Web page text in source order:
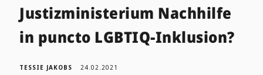
Justizministerium Nachhilfe
in puncto LGBTIQ-Inklusion?
TESSIE JAKOBS 24.02.2021